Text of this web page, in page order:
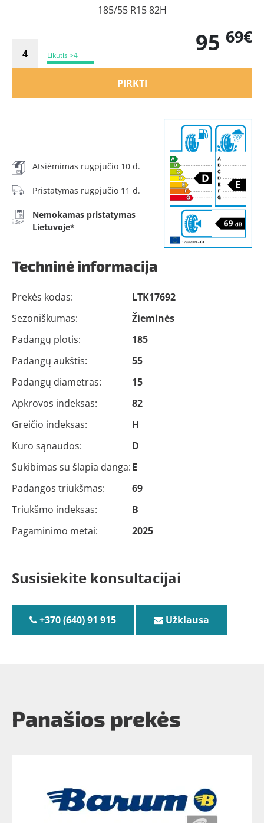
185/55 R15 82H
Likutis >4 95 69€
PIRKTI
Atsiėmimas rugpjūčio 10 d.
Pristatymas rugpjūčio 11 d.
Nemokamas pristatymas
Lietuvoje*
Techninė informacija
Prekės kodas:
LTK17692
Sezoniškumas:
Žieminės
Padangų plotis:
185
Padangų aukštis:
55
Padangų diametras:
15
Apkrovos indeksas:
82
Greičio indeksas:
H
Kuro sąnaudos:
D
Sukibimas su šlapia danga:E
Padangos triukšmas:
69
Triukšmo indeksas:
B
Pagaminimo metai:
2025
Susisiekite konsultacijai
+370 (640) 91 915 Užklausa
Panašios prekės